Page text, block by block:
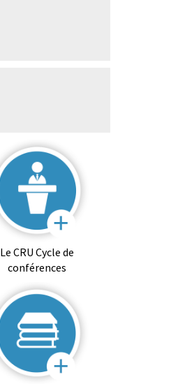
Le CRU Cycle de
conférences